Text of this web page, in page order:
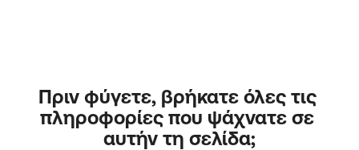
Πριν φύγετε, βρήκατε όλες τις
πληροφορίες που ψάχνατε σε
αυτήν τη σελίδα;